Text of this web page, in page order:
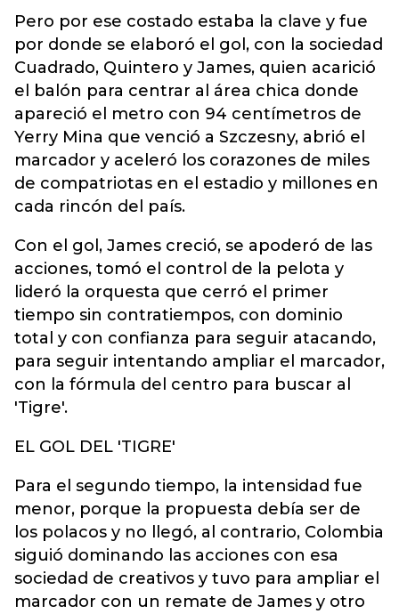
Pero por ese costado estaba la clave y fue
por donde se elaboró el gol, con la sociedad
Cuadrado, Quintero y James, quien acarició
el balón para centrar al área chica donde
apareció el metro con 94 centímetros de
Yerry Mina que venció a Szczesny, abrió el
marcador y aceleró los corazones de miles
de compatriotas en el estadio y millones en
cada rincón del país.
Con el gol, James creció, se apoderó de las
acciones, tomó el control de la pelota y
lideró la orquesta que cerró el primer
tiempo sin contratiempos, con dominio
total y con confianza para seguir atacando,
para seguir intentando ampliar el marcador,
con la fórmula del centro para buscar al
'Tigre'.
EL GOL DEL 'TIGRE'
Para el segundo tiempo, la intensidad fue
menor, porque la propuesta debía ser de
los polacos y no llegó, al contrario, Colombia
siguió dominando las acciones con esa
sociedad de creativos y tuvo para ampliar el
marcador con un remate de James y otro